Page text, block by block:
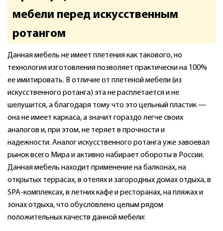
мебели перед искусственным
ротангом
Данная мебель не имеет плетения как такового, но
технология изготовления позволяет практически на 100%
ее имитировать. В отличие от плетеной мебели (из
искусственного ротанга) эта не расплетается и не
шелушится, а благодаря тому что это цельный пластик —
она не имеет каркаса, а значит гораздо легче своих
аналогов и, при этом, не теряет в прочности и
надежности. Аналог искусственного ротанга уже завоевал
рынок всего Мира и активно набирает обороты в России.
Данная мебель находит применение на балконах, на
открытых террасах, в отелях и загородных домах отдыха, в
SPA-комплексах, в летних кафе и ресторанах, на пляжах и
зонах отдыха, что обусловлено целым рядом
положительных качеств данной мебели: